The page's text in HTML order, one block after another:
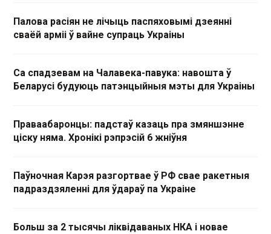
Палова расіян не лічыць паспяховымі дзеянні
сваёй арміі ў вайне супраць Украіны
Са спадзевам на Чалавека-павука: навошта ў
Беларусі будуюць патэнцыйныя мэты для Украіны
Праваабаронцы: падстаў казаць пра змяншэнне
ціску няма. Хронікі рэпрэсій 6 жніўня
Паўночная Карэя разгортвае ў РФ свае ракетныя
падраздзяленні для ўдараў па Украіне
Больш за 2 тысячы ліквідаваных НКА і новае